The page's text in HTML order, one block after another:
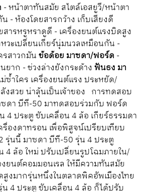
- หน้าตาทันสมัย สไตล์เอสยูวี/หน้าตา
- ห้องโดยสารกว้าง เก็บเสียงดี
ารหรูหราดูดี - เครื่องยนต์แรงบิดสูง
ะเปลี่ยนเกียร์นุ่มนวลเหมือนกัน -
รสาวกมันข้อด้อย มาซดา/ฟอร์ด -
ยาก - ช่วงล่างยังกระด้าง ฟันธง มา
ซ้ำใคร เครื่องยนต์แรง ประหยัด/
งสวย น่าลุ้นเป็นเจ้าของ การทดสอบ
ดา บีที-50 มาทดสอบร่วมกับ ฟอร์ด
น 4 ประตู ขับเคลื่อน 4 ล้อ เกียร์ธรรมดา
องดาทรอน เพื่อพิสูจน์เปรียบเทียบ
รุ่นนี้ มาซดา บีที-50 รุ่น 4 ประตู
4 ล้อ ใหม่ ปรับเปลี่ยนรูปโฉมภายใน/
ยนต์คอมมอนเรล ให้มีความทันสมัย
งมากรุ่นหนึ่งในตลาดพิคอัพเมืองไทย
น 4 ประตู ขับเคลื่อน 4 ล้อ ก็ได้ปรับ